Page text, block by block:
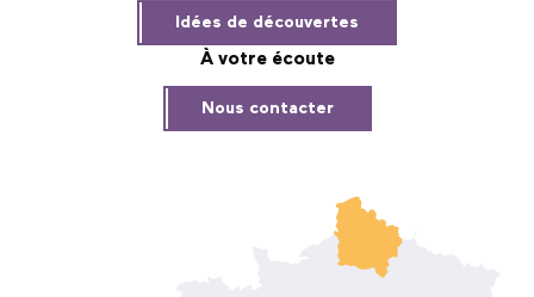
Idées de découvertes
À votre écoute
Nous contacter